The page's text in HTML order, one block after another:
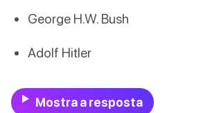
George H.W. Bush
Adolf Hitler
Mostra a resposta